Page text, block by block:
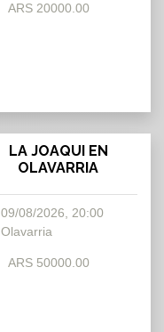
ARS 20000.00
LA JOAQUI EN
OLAVARRIA
09/08/2026, 20:00
Olavarria
ARS 50000.00